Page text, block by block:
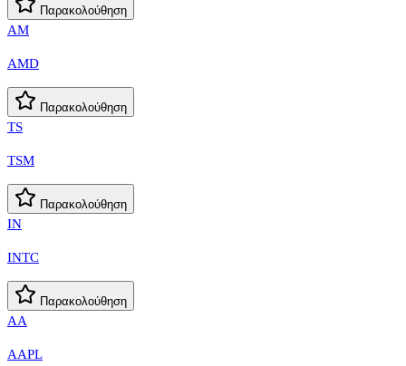
Παρακολούθηση
AM
AMD
Παρακολούθηση
TS
TSM
Παρακολούθηση
IN
INTC
Παρακολούθηση
AA
AAPL